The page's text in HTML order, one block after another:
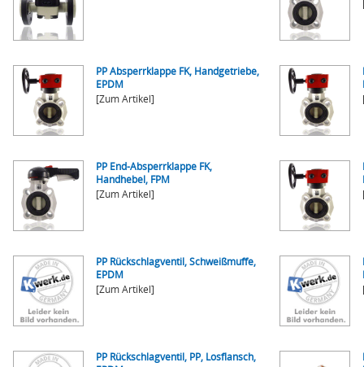
PP Absperrklappe FK, Handgetriebe,
EPDM
[Zum Artikel]
PP End-Absperrklappe FK,
Handhebel, FPM
[Zum Artikel]
PP Rückschlagventil, Schweißmuffe,
EPDM
[Zum Artikel]
PP Rückschlagventil, PP, Losflansch,